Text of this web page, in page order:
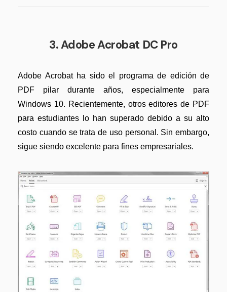
3. Adobe Acrobat DC Pro
Adobe Acrobat ha sido el programa de edición de
PDF pilar durante años, especialmente para
Windows 10. Recientemente, otros editores de PDF
para estudiantes lo han superado debido a su alto
costo cuando se trata de uso personal. Sin embargo,
sigue siendo excelente para fines empresariales.